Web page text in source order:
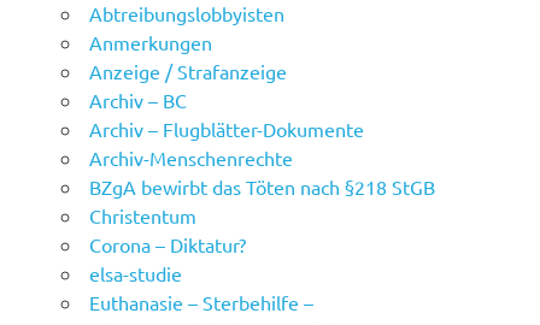
Abtreibungslobbyisten
Anmerkungen
Anzeige / Strafanzeige
Archiv – BC
Archiv – Flugblätter-Dokumente
Archiv-Menschenrechte
BZgA bewirbt das Töten nach §218 StGB
Christentum
Corona – Diktatur?
elsa-studie
Euthanasie – Sterbehilfe –